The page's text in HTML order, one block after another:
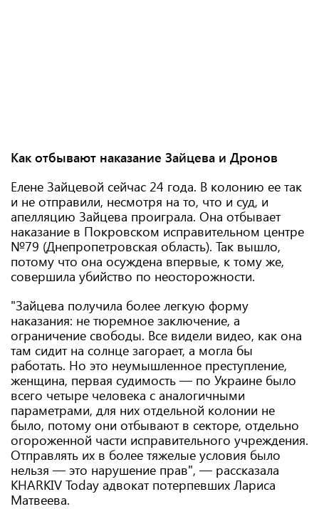
Как отбывают наказание Зайцева и Дронов
Елене Зайцевой сейчас 24 года. В колонию ее так
и не отправили, несмотря на то, что и суд, и
апелляцию Зайцева проиграла. Она отбывает
наказание в Покровском исправительном центре
№79 (Днепропетровская область). Так вышло,
потому что она осуждена впервые, к тому же,
совершила убийство по неосторожности.
"Зайцева получила более легкую форму
наказания: не тюремное заключение, а
ограничение свободы. Все видели видео, как она
там сидит на солнце загорает, а могла бы
работать. Но это неумышленное преступление,
женщина, первая судимость — по Украине было
всего четыре человека с аналогичными
параметрами, для них отдельной колонии не
было, потому они отбывают в секторе, отдельно
огороженной части исправительного учреждения.
Отправлять их в более тяжелые условия было
нельзя — это нарушение прав", — рассказала
KHARKIV Today адвокат потерпевших Лариса
Матвеева.